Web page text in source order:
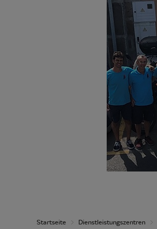
Startseite Dienstleistungszentren